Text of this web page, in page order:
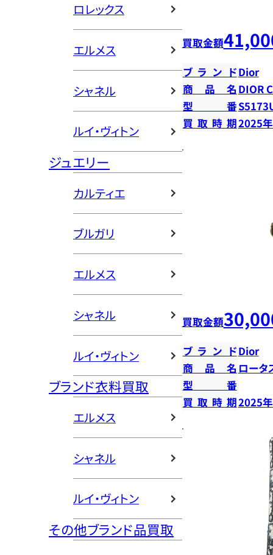
ロレックス
エルメス
シャネル
ルイ・ヴィトン
ジュエリー
カルティエ
ブルガリ
エルメス
シャネル
ルイ・ヴィトン
ブランド衣料買取
エルメス
シャネル
ルイ・ヴィトン
その他ブランド品買取
買取金額
ブランドDior
商品名 DIOR
型番
買取時期2025
買取金額
ブランドDior
商品名 ロータ
型番
買取時期2025